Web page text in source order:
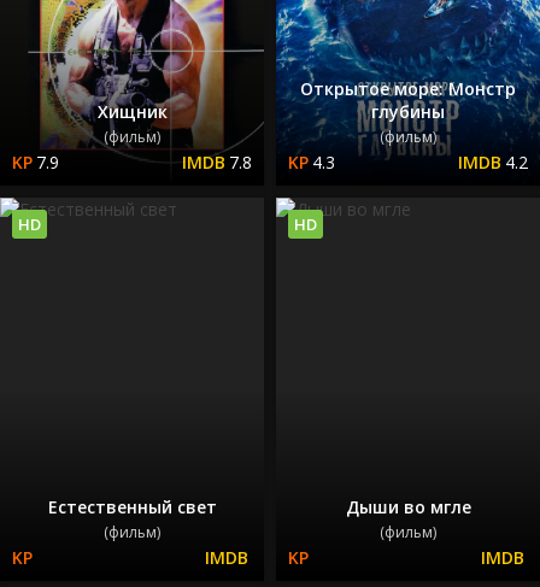
Хищник
(фильм)
7.9 7.8
Открытое море: Монстр
глубины
(фильм)
4.3 4.2
Естественный свет
(фильм)
HD
Дыши во мгле
(фильм)
HD